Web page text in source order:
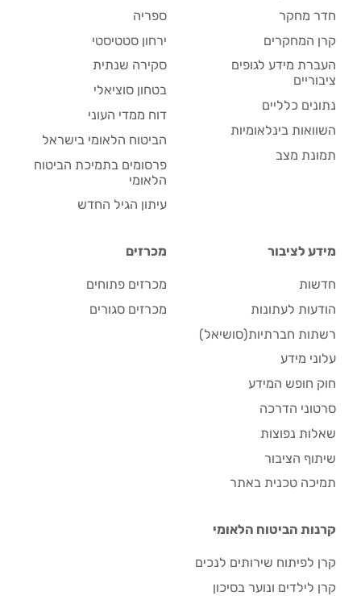
חדר מחקר
קרן המחקרים
העברת מידע לגופים
ציבוריים
נתונים כלליים
השוואות בינלאומיות
תמונת מצב
ספריה
ירחון סטטיסטי
סקירה שנתית
בטחון סוציאלי
דוח ממדי העוני
הביטוח הלאומי בישראל
פרסומים בתמיכת הביטוח
הלאומי
עיתון הגיל החדש
מידע לציבור
חדשות
הודעות לעתונות
רשתות חברתיות(סושיאל)
עלוני מידע
חוק חופש המידע
סרטוני הדרכה
שאלות נפוצות
שיתוף הציבור
תמיכה טכנית באתר
מכרזים
מכרזים פתוחים
מכרזים סגורים
קרנות הביטוח הלאומי
קרן לפיתוח שירותים לנכים
קרן לילדים ונוער בסיכון